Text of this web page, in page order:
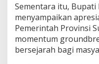
Sementara itu, Bupati
menyampaikan
Pemerintah Provinsi
momentum
bersejarah bagi